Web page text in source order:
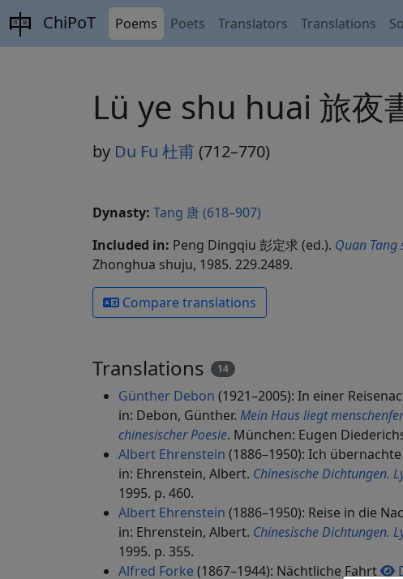
ChiPoT Poems Poets Translators Translations
Lü ye shu huai 旅夜
by Du Fu 杜甫 (712–770)
Dynasty: Tang 唐 (618–907)
Included in: Peng Dingqiu 彭定求 (ed.). Quan Tang
Zhonghua shuju, 1985. 229.2489.
Compare translations
Translations 14
Günther Debon (1921–2005): In einer
in: Debon, Günther. Mein Haus liegt
chinesischer Poesie. München: Eugen
Albert Ehrenstein (1886–1950): Ich
in: Ehrenstein, Albert. Chinesische Dichtungen.
1995. p. 460.
Albert Ehrenstein (1886–1950): Reise in die
in: Ehrenstein, Albert. Chinesische Dichtungen.
1995. p. 355.
Alfred Forke (1867–1944): Nächtliche Fahrt